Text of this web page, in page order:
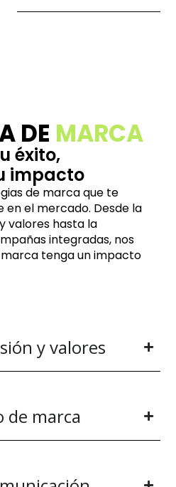
y valores
de marca
DE MARCA
éxito,
impacto
de marca que te
el mercado. Desde la
valores hasta la
integradas, nos
tenga un impacto